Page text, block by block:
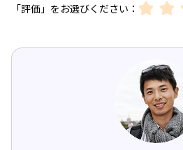
「評価」をお選びください：